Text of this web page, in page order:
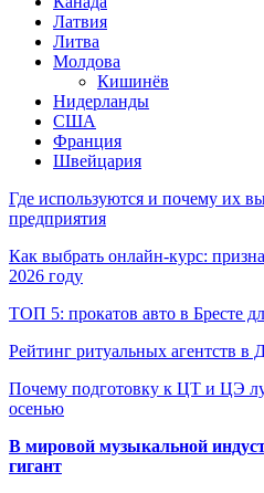
Латвия
Литва
Молдова
Кишинёв
Нидерланды
США
Франция
Швейцария
Где используются и почему их
предприятия
Как выбрать онлайн-курс:
2026 году
ТОП 5: прокатов авто в Бресте
Рейтинг ритуальных агентств в
Почему подготовку к ЦТ и ЦЭ
осенью
В мировой музыкальной
гигант